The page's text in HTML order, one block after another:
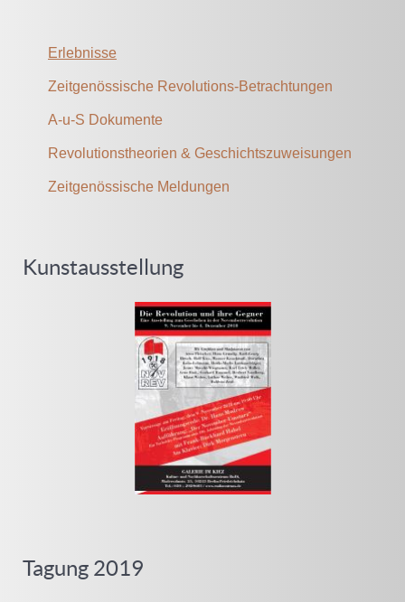
Erlebnisse
Zeitgenössische Revolutions-Betrachtungen
A-u-S Dokumente
Revolutionstheorien & Geschichtszuweisungen
Zeitgenössische Meldungen
Kunstausstellung
Tagung 2019